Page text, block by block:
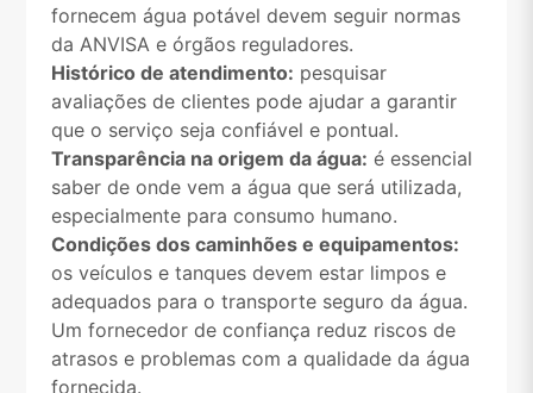
fornecem água potável devem seguir normas
da ANVISA e órgãos reguladores.
Histórico de atendimento: pesquisar
avaliações de clientes pode ajudar a garantir
que o serviço seja confiável e pontual.
Transparência na origem da água: é essencial
saber de onde vem a água que será utilizada,
especialmente para consumo humano.
Condições dos caminhões e equipamentos:
os veículos e tanques devem estar limpos e
adequados para o transporte seguro da água.
Um fornecedor de confiança reduz riscos de
atrasos e problemas com a qualidade da água
fornecida.